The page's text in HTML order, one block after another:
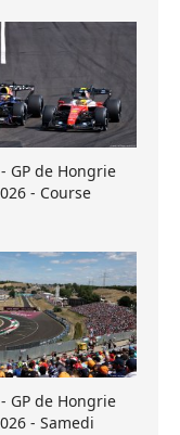
GP de Hongrie
- Course
GP de Hongrie
- Samedi